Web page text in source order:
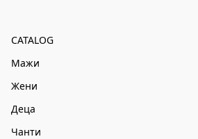
CATALOG
Мажи
Жени
Деца
Чанти